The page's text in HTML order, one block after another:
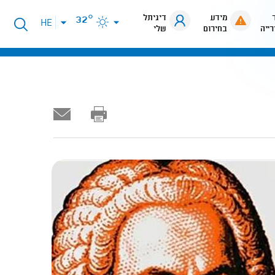
מידע
בחירום
דיגיתל
שלי
32°
פתיחת
תפריט
HE